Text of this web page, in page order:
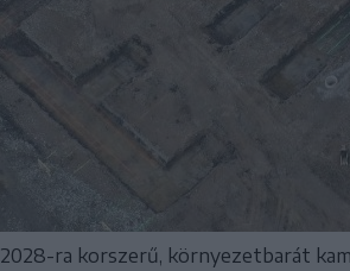
2028-ra korszerű, környezetbarát